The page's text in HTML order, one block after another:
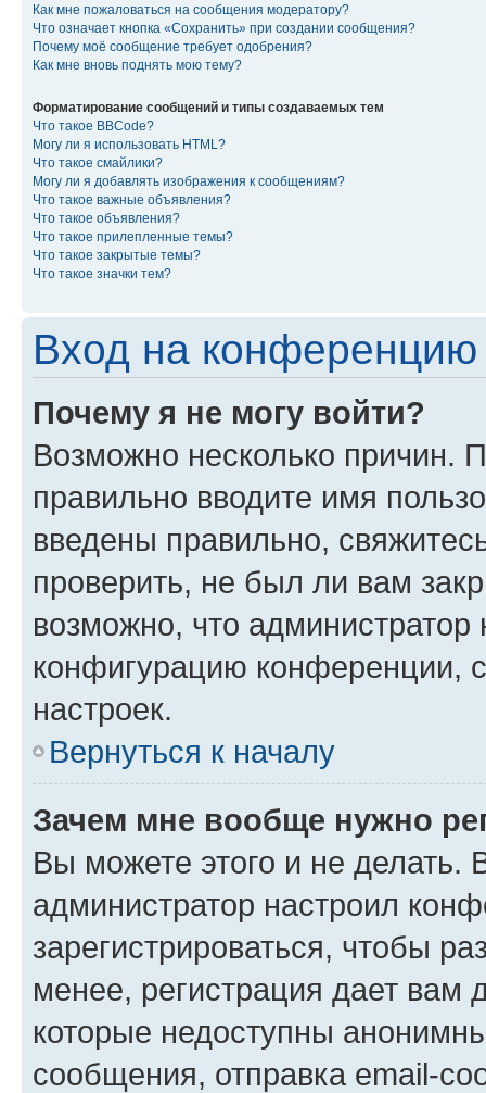
Как мне пожаловаться на сообщения модератору?
Что означает кнопка «Сохранить» при создании сообщения?
Почему моё сообщение требует одобрения?
Как мне вновь поднять мою тему?
Форматирование сообщений и типы создаваемых тем
Что такое BBCode?
Могу ли я использовать HTML?
Что такое смайлики?
Могу ли я добавлять изображения к сообщениям?
Что такое важные объявления?
Что такое объявления?
Что такое прилепленные темы?
Что такое закрытые темы?
Что такое значки тем?
Вход на конференцию
Почему я не могу войти?
Возможно несколько причин.
правильно вводите имя
введены правильно,
проверить, не был ли вам
возможно, что администратор
конфигурацию конференции,
настроек.
Вернуться к началу
Зачем мне вообще нужно
Вы можете этого и не делать.
администратор настроил
зарегистрироваться, чтобы
менее, регистрация дает вам
которые недоступны
сообщения, отправка email-